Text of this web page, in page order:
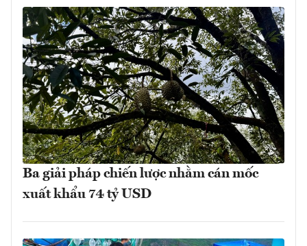
Ba giải pháp chiến lược nhằm cán mốc
xuất khẩu 74 tỷ USD